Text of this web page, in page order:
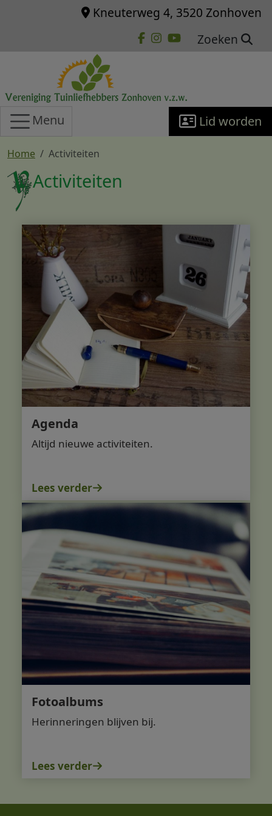
Overslaan en naar de inhoud gaanKneuterweg 4, 3520 Zonhoven
Zoeken
Menu Lid worden
Home Activiteiten
Activiteiten
Agenda
Altijd nieuwe activiteiten.
Lees verder
Fotoalbums
Herinneringen blijven bij.
Lees verder